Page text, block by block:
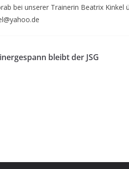
bei unserer Trainerin Beatrix Kinkel
bleibt der JSG